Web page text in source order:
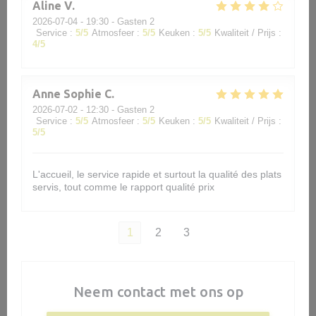
Aline V
2026-07-04 - 19:30 - Gasten 2
Service : 5/5 Atmosfeer : 5/5 Keuken : 5/5 Kwaliteit / Prijs :
4/5
Anne Sophie C
2026-07-02 - 12:30 - Gasten 2
Service : 5/5 Atmosfeer : 5/5 Keuken : 5/5 Kwaliteit / Prijs :
5/5
L'accueil, le service rapide et surtout la qualité des plats
servis, tout comme le rapport qualité prix
1 2 3
Neem contact met ons op